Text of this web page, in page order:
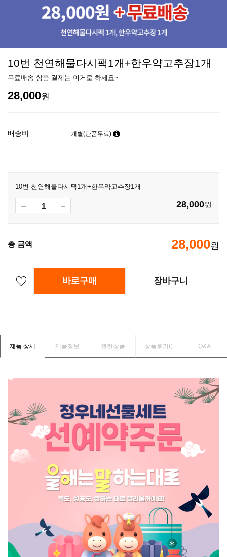
10번 천연해물다시팩1개+한우약고추장1개
무료배송 상품 결제는 이거로 하세요~
28,000원
배송비 개별(단품무료)
10번 천연해물다시팩1개+한우약고추장1개
28,000원
총 금액 28,000원
바로구매 장바구니
제품 상세 제품정보 관련상품 상품후기() Q&A